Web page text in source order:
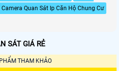
Camera Quan Sát Ip Căn Hộ Chung Cư
SÁT GIÁ RẺ
THAM KHẢO